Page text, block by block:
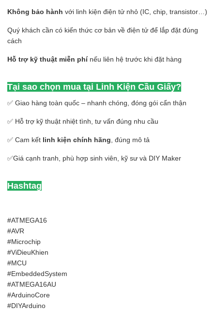
Không bảo hành với linh kiện điện tử nhỏ (IC, chip, transistor…)
Quý khách cần có kiến thức cơ bản về điện tử để lắp đặt đúng
cách
Hỗ trợ kỹ thuật miễn phínếu liên hệ trước khi đặt hàng
Tại sao chọn mua tại Linh Kiện Cầu Giấy?
✅ Giao hàng toàn quốc – nhanh chóng, đóng gói cẩn thận
✅ Hỗ trợ kỹ thuật nhiệt tình, tư vấn đúng nhu cầu
✅ Cam kết linh kiện chính hãng , đúng mô tả
✅Giá cạnh tranh, phù hợp sinh viên, kỹ sư và DIY Maker
Hashtag
#ATMEGA16
#AVR
#Microchip
#ViDieuKhien
#MCU
#EmbeddedSystem
#ATMEGA16AU
#ArduinoCore
#DIYArduino